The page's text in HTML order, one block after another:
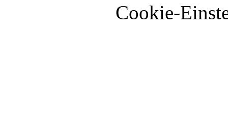
Cookie-